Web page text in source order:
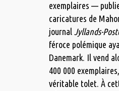
exemplaires —
caricatures de
journal Jyllands-
féroce polémique
Danemark. Il vend
400 000
véritable tolet. À